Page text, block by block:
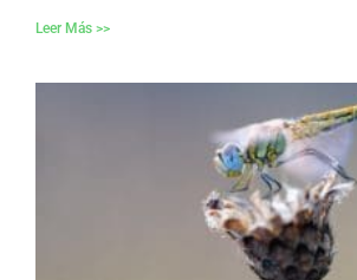
Leer Más >>